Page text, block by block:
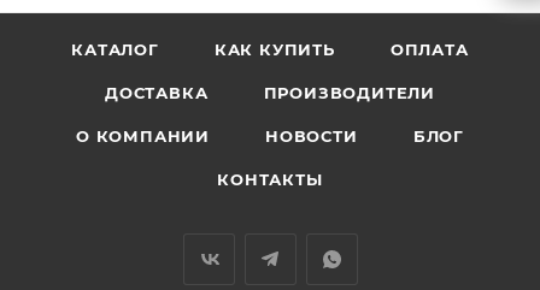
КАТАЛОГ КАК КУПИТЬ ОПЛАТА
ДОСТАВКА ПРОИЗВОДИТЕЛИ
О КОМПАНИИ НОВОСТИ БЛОГ
КОНТАКТЫ